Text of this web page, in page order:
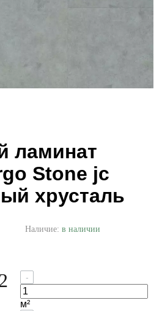
ламинат
Stone jc
хрусталь
Наличие: в наличии
-
м²